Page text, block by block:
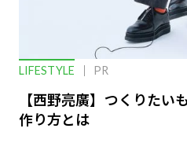
LIFESTYLE PR
【西野亮廣】つくりたい
作り方とは